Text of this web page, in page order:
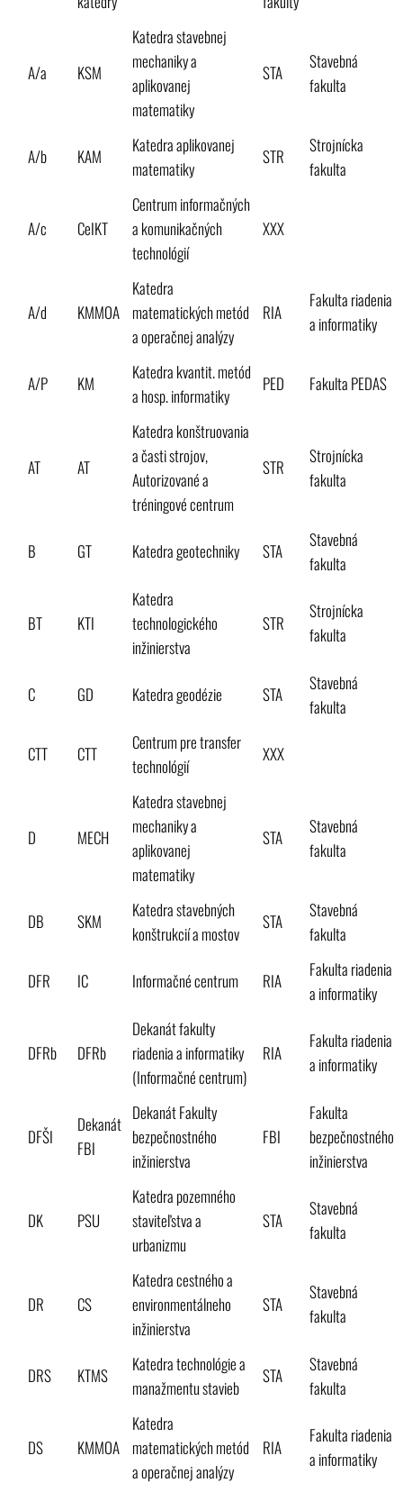
A/a KSM
Katedra stavebnej
mechaniky a
aplikovanej
matematiky
STA
Stavebná
fakulta
A/b KAM
Katedra aplikovanej
matematiky
STR
Strojnícka
fakulta
A/c CeIKT
Centrum informačných
a komunikačných
technológií
XXX
A/d KMMOA
Katedra
matematických metód
a operačnej analýzy
RIA
Fakulta riadenia
a informatiky
A/P KM
Katedra kvantit. metód
a hosp. informatiky
PED Fakulta PEDAS
AT AT
Katedra konštruovania
a časti strojov,
Autorizované a
tréningové centrum
STR
Strojnícka
fakulta
B GT Katedra geotechniky STA
Stavebná
fakulta
BT KTI
Katedra
technologického
inžinierstva
STR
Strojnícka
fakulta
C GD Katedra geodézie STA
Stavebná
fakulta
CTT CTT
Centrum pre transfer
technológií
XXX
D MECH
Katedra stavebnej
mechaniky a
aplikovanej
matematiky
STA
Stavebná
fakulta
DB SKM
Katedra stavebných
konštrukcií a mostov
STA
Stavebná
fakulta
DFR IC Informačné centrum RIA
Fakulta riadenia
a informatiky
DFRb DFRb
Dekanát fakulty
riadenia a informatiky
(Informačné centrum)
RIA
Fakulta riadenia
a informatiky
DFŠI
Dekanát
FBI
Dekanát Fakulty
bezpečnostného
inžinierstva
FBI
Fakulta
bezpečnostného
inžinierstva
DK PSU
Katedra pozemného
staviteľstva a
urbanizmu
STA
Stavebná
fakulta
DR CS
Katedra cestného a
environmentálneho
inžinierstva
STA
Stavebná
fakulta
DRS KTMS
Katedra technológie a
manažmentu stavieb
STA
Stavebná
fakulta
DS KMMOA
Katedra
matematických metód
a operačnej analýzy
RIA
Fakulta riadenia
a informatiky